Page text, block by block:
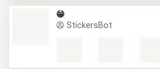
😁
StickersBot